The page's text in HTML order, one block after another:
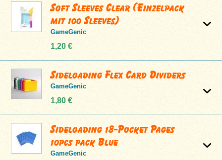
Soft Sleeves Clear (Einzelpack
mit 100 Sleeves)
GameGenic
1,20 €
Sideloading Flex Card Dividers
GameGenic
1,80 €
Sideloading 18-Pocket Pages
10pcs pack Blue
GameGenic